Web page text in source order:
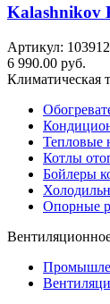
Kalashnikov
Артикул: 103912
6 990.00 руб.
Климатическая
Тепловые
Котлы
Бойлеры
Опорные